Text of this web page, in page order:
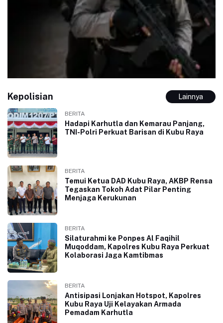
Kepolisian Lainnya
BERITA
Hadapi Karhutla dan Kemarau Panjang,
TNI-Polri Perkuat Barisan di Kubu Raya
BERITA
Temui Ketua DAD Kubu Raya, AKBP Rensa
Tegaskan Tokoh Adat Pilar Penting
Menjaga Kerukunan
BERITA
Silaturahmi ke Ponpes Al Faqihil
Muqoddam, Kapolres Kubu Raya Perkuat
Kolaborasi Jaga Kamtibmas
BERITA
Antisipasi Lonjakan Hotspot, Kapolres
Kubu Raya Uji Kelayakan Armada
Pemadam Karhutla